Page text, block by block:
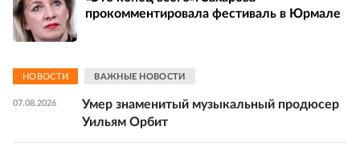
прокомментировала фестиваль в Юрмале
НОВОСТИ ВАЖНЫЕ НОВОСТИ
07.08.2026
Умер знаменитый музыкальный продюсер
Уильям Орбит